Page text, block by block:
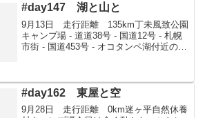
#day147 湖と山と
9月13日 走行距離 135km丁未風致公園
キャンプ場 - 道道38号 - 国道12号 - 札幌
市街 - 国道453号 - オコタンペ湖付近の空
#day162 東屋と空
9月28日 走行距離 0km迷ヶ平自然休養